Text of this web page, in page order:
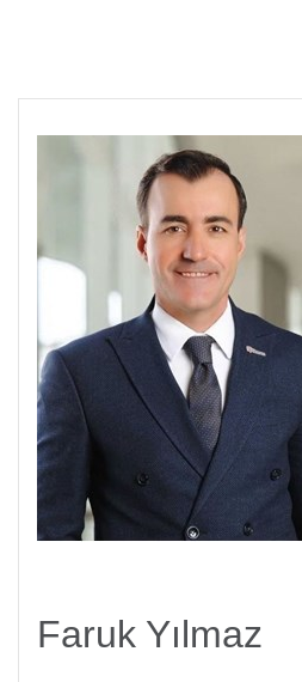
Faruk Yılmaz